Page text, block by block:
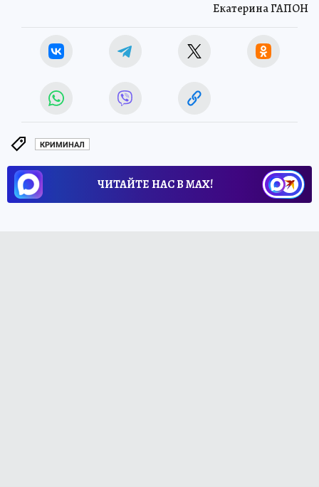
Екатерина ГАПОН
КРИМИНАЛ
ЧИТАЙТЕ НАС В МАХ!